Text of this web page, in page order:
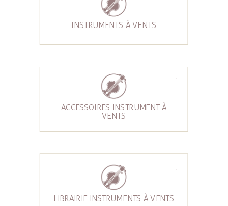
INSTRUMENTS À VENTS
ACCESSOIRES INSTRUMENT À
VENTS
LIBRAIRIE INSTRUMENTS À VENTS